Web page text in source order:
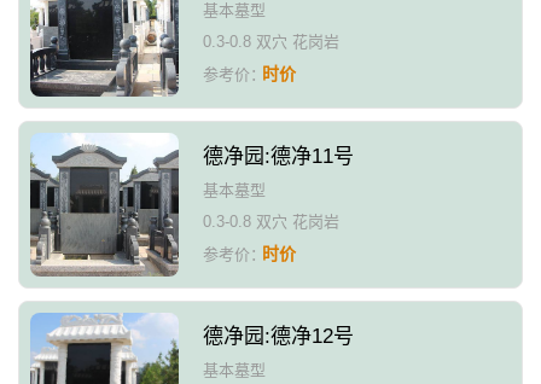
基本墓型
0.3-0.8 双穴 花岗岩
参考价：时价
德净园:德净11号
基本墓型
0.3-0.8 双穴 花岗岩
参考价：时价
德净园:德净12号
基本墓型